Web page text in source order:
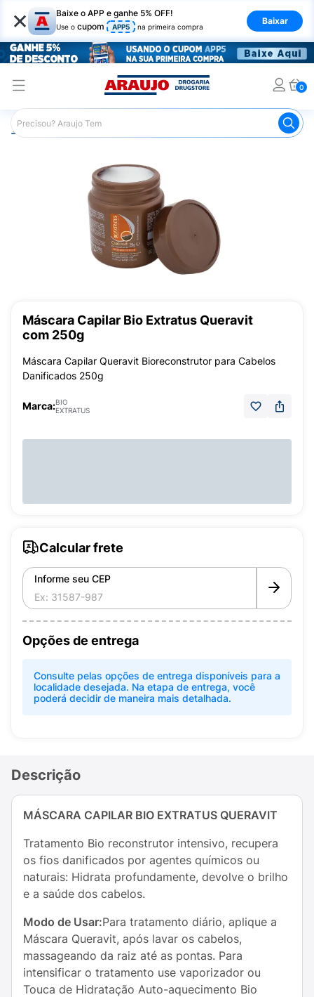
× Baixe o APP e ganhe 5% OFF!
Use o cupom APP5 na primeira compra
Baixar
0
Araujo Cabelo Máscaras
Máscara Capilar Bio Extratus Queravit
com 250g
Máscara Capilar Queravit Bioreconstrutor para Cabelos
Danificados 250g
Marca:BIO
EXTRATUS
Calcular frete
Informe seu CEP
Opções de entrega
Consulte pelas opções de entrega disponíveis para a
localidade desejada. Na etapa de entrega, você
poderá decidir de maneira mais detalhada.
Descrição
MÁSCARA CAPILAR BIO EXTRATUS QUERAVIT
Tratamento Bio reconstrutor intensivo, recupera
os fios danificados por agentes químicos ou
naturais: Hidrata profundamente, devolve o brilho
e a saúde dos cabelos.
Modo de Usar:Para tratamento diário, aplique a
Máscara Queravit, após lavar os cabelos,
massageando da raiz até as pontas. Para
intensificar o tratamento use vaporizador ou
Touca de Hidratação Auto-aquecimento Bio